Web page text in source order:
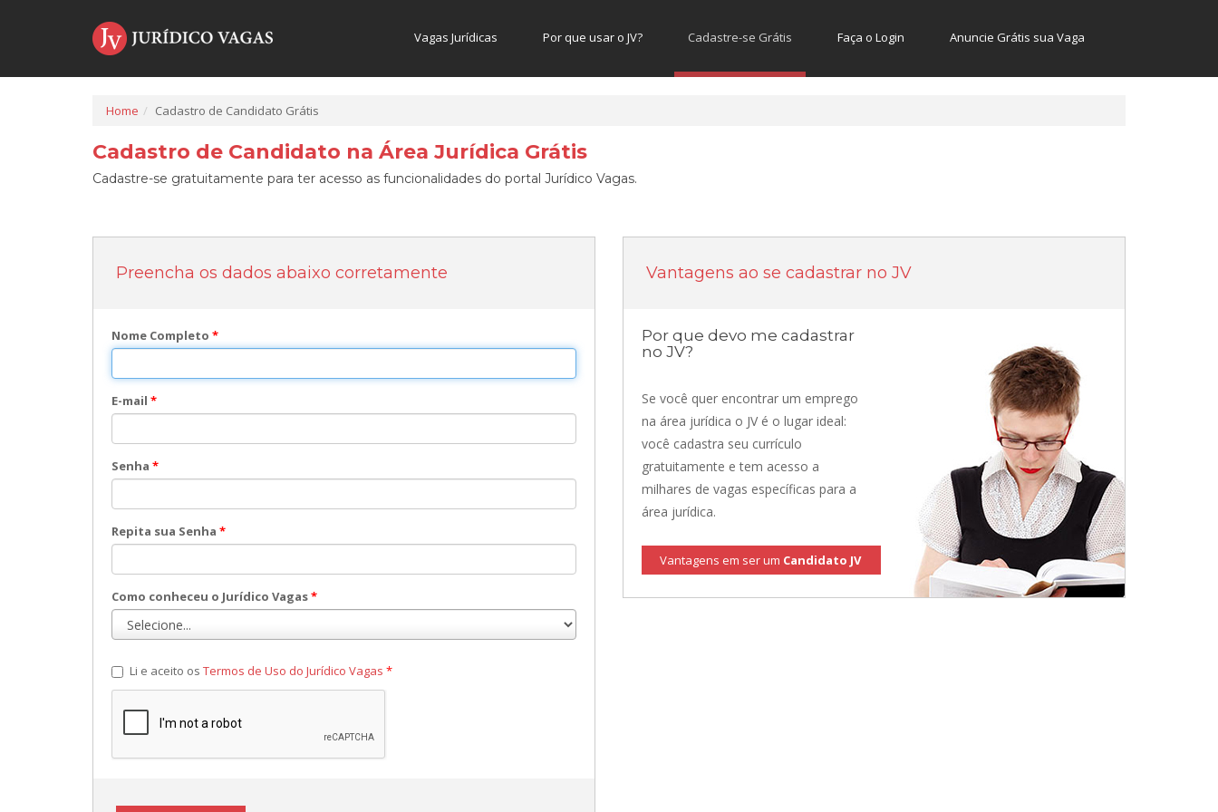
Vagas Jurídicas Por que usar o JV? Cadastre-se Grátis Faça o Login Anuncie Grátis sua Vaga
Home Cadastro de Candidato Grátis
Cadastro de Candidato na Área Jurídica Grátis
Cadastre-se gratuitamente para ter acesso as funcionalidades do portal Jurídico Vagas.
Preencha os dados abaixo corretamente
Nome Completo *
E-mail *
Senha *
Repita sua Senha *
Como conheceu o Jurídico Vagas*
Li e aceito os Termos de Uso do Jurídico Vagas *
Vantagens ao se cadastrar no JV
Por que devo me cadastrar
no JV?
Se você quer encontrar um emprego
na área jurídica o JV é o lugar ideal:
você cadastra seu currículo
gratuitamente e tem acesso a
milhares de vagas específicas para a
área jurídica.
Vantagens em ser um Candidato JV